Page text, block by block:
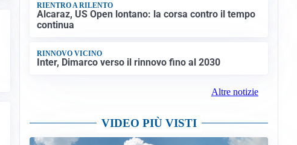
RIENTRO A RILENTO
Alcaraz, US Open lontano: la corsa contro il tempo
continua
RINNOVO VICINO
Inter, Dimarco verso il rinnovo fino al 2030
Altre notizie
VIDEO PIÙ VISTI